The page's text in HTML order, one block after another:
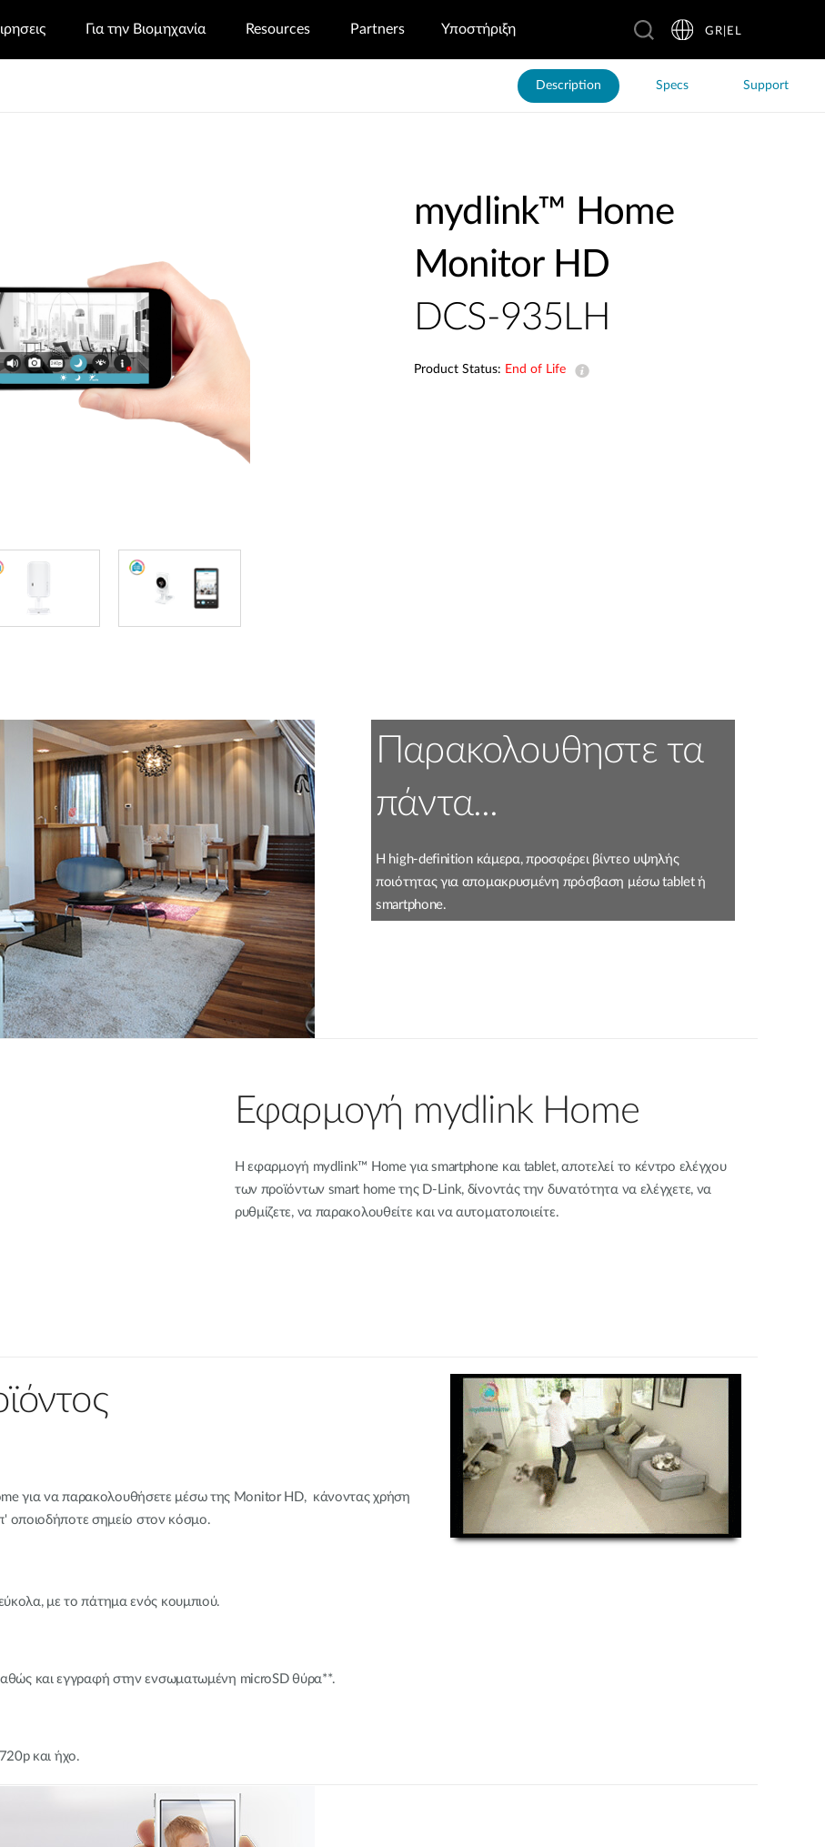
Για την Βιομηχανία Resources Partners Υποστήριξη GR|EL
Description Specs Support
mydlink™ Home
Monitor HD
DCS-935LH
Product Status: End of Life
Παρακολουθηστε τα
πάντα...
Η high-definition κάμερα, προσφέρει βίντεο υψηλής
ποιότητας για απομακρυσμένη πρόσβαση μέσω tablet ή
smartphone.
Εφαρμογή mydlink Home
Η εφαρμογή mydlink™ Home για smartphone και tablet, αποτελεί το κέντρο ελέγχου
των προϊόντων smart home της D-Link, δίνοντάς την δυνατότητα να ελέγχετε, να
ρυθμίζετε, να παρακολουθείτε και να αυτοματοποιείτε.
για να παρακολουθήσετε μέσω της Monitor HD, κάνοντας χρήση
οποιοδήποτε σημείο στον κόσμο.
με το πάτημα ενός κουμπιού.
και εγγραφή στην ενσωματωμένη microSD θύρα**.
και ήχο.